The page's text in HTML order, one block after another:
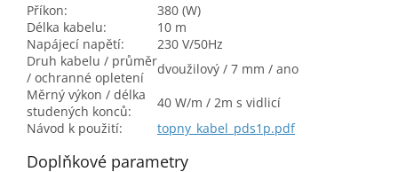
Příkon:
380 (W)
Délka kabelu:
10 m
Napájecí napětí:
230 V/50Hz
Druh kabelu / průměr
/ ochranné opletení
dvoužilový / 7 mm / ano
Měrný výkon / délka
studených konců:
40 W/m / 2m s vidlicí
Návod k použití:
topny_kabel_pds1p.pdf
Doplňkové parametry